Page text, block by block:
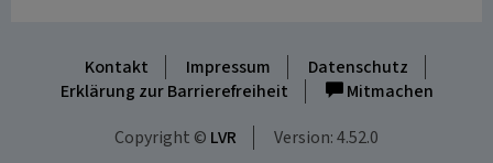
Kontakt Impressum
Datenschutz
Erklärung zur Barrierefreiheit
Mitmachen
Copyright © LVR Version: 4.52.0